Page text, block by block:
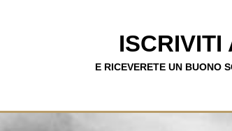
ISCRIVITI
E RICEVERETE UN BUONO